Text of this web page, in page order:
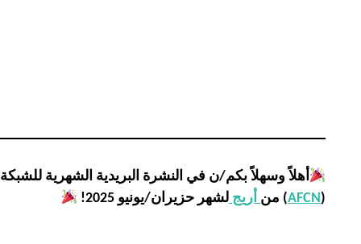
أهلاً وسهلاً بكم/ن في النشرة البريدية الشهرية
(
AFCN) من أريج لشهر حزيران/يونيو 2025!